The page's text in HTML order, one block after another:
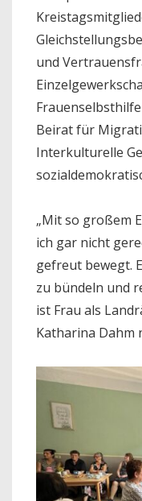
und
Beirat für
Interkulturelle
„Mit so großem
ich gar nicht
gefreut bewegt.
zu bündeln und
ist Frau als
Katharina Dahm